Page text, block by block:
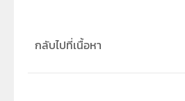
กลับไปที่เนื้อหา